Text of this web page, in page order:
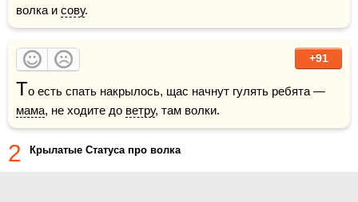
волка и сову.
+91
Т
мама, не ходите до ветру, там волки.
2 Крылатые Статуса про волка